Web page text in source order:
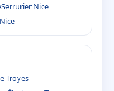
Serrurier Nice
Troyes